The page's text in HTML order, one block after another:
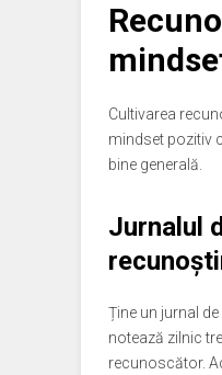
Cultivarea
mindset pozitiv
bine generală.
Jurnalul
Ține un jurnal
notează zilnic
recunoscător.